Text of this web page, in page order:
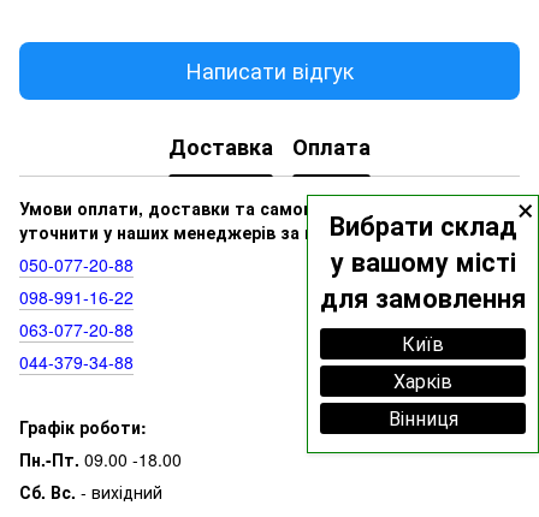
×
Вибрати склад
у вашому місті
для замовлення
Київ
Харків
Вінниця
Написати відгук
Доставка Оплата
Умови оплати, доставки та самовивозу ви можете
уточнити у наших менеджерів за номерами:
050‑077‑20‑88
098‑991‑16‑22
063‑077‑20‑88
044‑379‑34‑88
Графік роботи:
Пн.-Пт. 09.00 -18.00
Сб. Вс. - вихідний